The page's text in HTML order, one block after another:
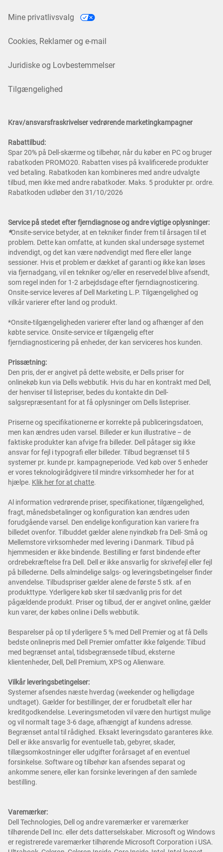
Mine privatlivsvalg
Cookies, Reklamer og e-mail
Juridiske og Lovbestemmelser
Tilgængelighed
Krav/ansvarsfraskrivelser vedrørende marketingkampagner
Rabattilbud:
Spar 20% på Dell-skærme og tilbehør, når du køber en PC og bruger
rabatkoden PROMO20. Rabatten vises på kvalificerede produkter
ved betaling. Rabatkoden kan kombineres med andre udvalgte
tilbud, men ikke med andre rabatkoder. Maks. 5 produkter pr. ordre.
Rabatkoden udløber den 31/10/2026
Service på stedet efter fjerndiagnose og andre vigtige oplysninger:
*Onsite-service betyder, at en tekniker finder frem til årsagen til et
problem. Dette kan omfatte, at kunden skal undersøge systemet
indvendigt, og det kan være nødvendigt med flere eller lange
sessioner. Hvis et problem er dækket af garanti og ikke kan løses
via fjernadgang, vil en tekniker og/eller en reservedel blive afsendt,
som regel inden for 1-2 arbejdsdage efter fjerndiagnosticering.
Onsite-service leveres af Dell Marketing L.P. Tilgængelighed og
vilkår varierer efter land og produkt.
*Onsite-tilgængeligheden varierer efter land og afhænger af den
købte service. Onsite-service er tilgængelig efter
fjerndiagnosticering på enheder, der kan serviceres hos kunden.
Prissætning:
Den pris, der er angivet på dette website, er Dells priser for
onlinekøb kun via Dells webbutik. Hvis du har en kontrakt med Dell,
der henviser til listepriser, bedes du kontakte din Dell-
salgsrepræsentant for at få oplysninger om Dells listepriser.
Priserne og specifikationerne er korrekte på publiceringsdatoen,
men kan ændres uden varsel. Billeder er kun illustrative – de
faktiske produkter kan afvige fra billeder. Dell påtager sig ikke
ansvar for fejl i typografi eller billeder. Tilbud begrænset til 5
systemer pr. kunde pr. kampagneperiode. Ved køb over 5 enheder
er vores teknologirådgivere til mindre virksomheder her for at
hjælpe. Klik her for at chatte.
Al information vedrørende priser, specifikationer, tilgængelighed,
fragt, månedsbetalinger og konfiguration kan ændres uden
forudgående varsel. Den endelige konfiguration kan variere fra
billedet ovenfor. Tilbuddet gælder alene nyindkøb fra Dell- Små og
Mellemstore virksomheder med levering i Danmark. Tilbud på
hjemmesiden er ikke bindende. Bestilling er først bindende efter
ordrebekræftelse fra Dell. Dell er ikke ansvarlig for skrivefejl eller fejl
på billederne. Dells almindelige salgs- og leveringsbetingelser finder
anvendelse. Tilbudspriser gælder alene de første 5 stk. af en
produkttype. Yderligere køb sker til sædvanlig pris for det
pågældende produkt. Priser og tilbud, der er angivet online, gælder
kun varer, der købes online i Dells webbutik.
Besparelser på op til yderligere 5 % med Dell Premier og at få Dells
bedste onlinepris med Dell Premier omfatter ikke følgende: Tilbud
med begrænset antal, tidsbegrænsede tilbud, eksterne
klientenheder, Dell, Dell Premium, XPS og Alienware.
Vilkår leveringsbetingelser:
Systemer afsendes næste hverdag (weekender og helligdage
undtaget). Gælder for bestillinger, der er forudbetalt eller har
kreditgodkendelse. Leveringsmetoden vil være den hurtigst mulige
og vil normalt tage 3-6 dage, afhængigt af kundens adresse.
Begrænset antal til rådighed. Eksakt leveringsdato garanteres ikke.
Dell er ikke ansvarlig for eventuelle tab, gebyrer, skader,
tillægsomkostninger eller udgifter forårsaget af en eventuel
forsinkelse. Software og tilbehør kan afsendes separat og
ankomme senere, eller kan forsinke leveringen af den samlede
bestilling.
Varemærker:
Dell Technologies, Dell og andre varemærker er varemærker
tilhørende Dell Inc. eller dets datterselskaber. Microsoft og Windows
er registrerede varemærker tilhørende Microsoft Corporation i USA.